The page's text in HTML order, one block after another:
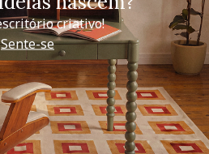
criativo!
Sente-se